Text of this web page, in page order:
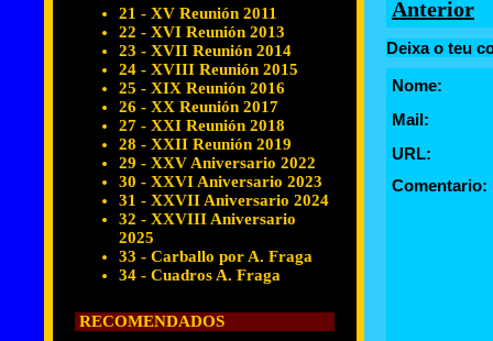
21 - XV Reunión 2011
22 - XVI Reunión 2013
23 - XVII Reunión 2014
24 - XVIII Reunión 2015
25 - XIX Reunión 2016
26 - XX Reunión 2017
27 - XXI Reunión 2018
28 - XXII Reunión 2019
29 - XXV Aniversario 2022
30 - XXVI Aniversario 2023
31 - XXVII Aniversario 2024
32 - XXVIII Aniversario
2025
33 - Carballo por A. Fraga
34 - Cuadros A. Fraga
RECOMENDADOS
Anterior
Deixa o teu
Nome:
Mail:
URL:
Comentario: